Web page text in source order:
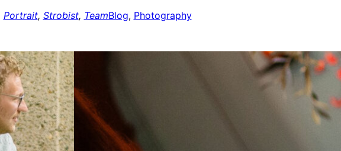
Portrait, Strobist, TeamBlog, Photography